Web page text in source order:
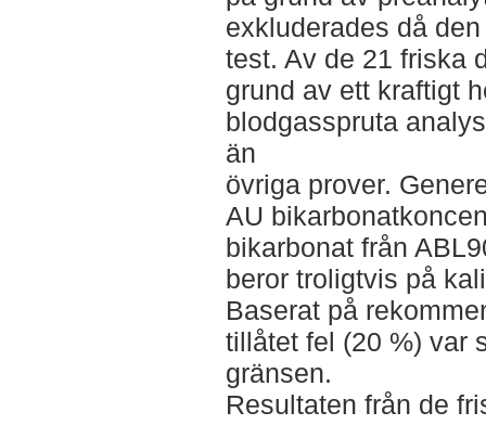
exkluderades då
test. Av de 21 friska
grund av ett kraftigt
blodgasspruta
än
övriga prover.
AU
bikarbonat från
beror troligtvis på
Baserat på
tillåtet fel (20 %) var
gränsen.
Resultaten från de